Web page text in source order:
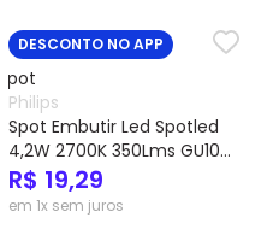
DESCONTO NO APP
Philips
Spot Embutir Led Spotled
4,2W 2700K 350Lms GU10
Quadrado 929002655101 -
Philips
R$ 19,29
em 1x sem juros